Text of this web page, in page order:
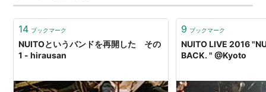
nuitoの音楽は…
14 ブックマーク
NUITOというバンドを再開した その
1 - hirausan
9 ブックマーク
NUITO LIVE 2016
BACK. " @Kyoto